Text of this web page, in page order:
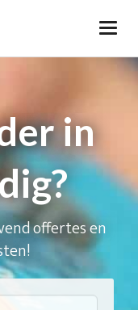
in
offertes en